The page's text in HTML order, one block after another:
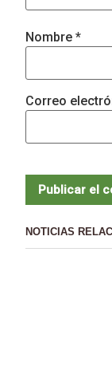
Nombre *
Correo
NOTICIAS